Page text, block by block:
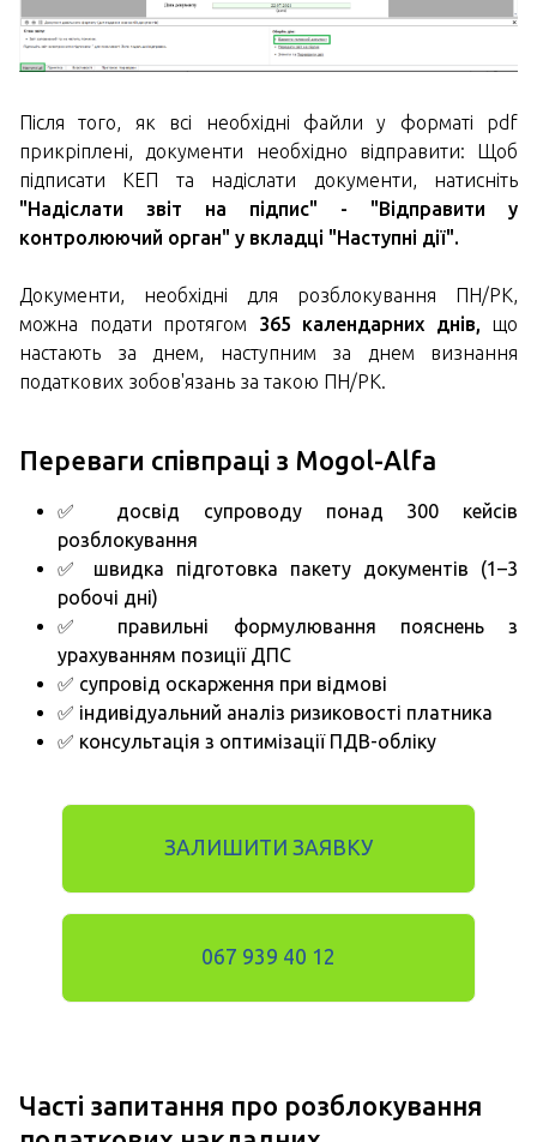
Після того, як всі необхідні файли у форматі pdf
прикріплені, документи необхідно відправити: Щоб
підписати КЕП та надіслати документи, натисніть
"Надіслати звіт на підпис" - "Відправити у
контролюючий орган" у вкладці "Наступні дії".
Документи, необхідні для розблокування ПН/РК,
можна подати протягом 365 календарних днів, що
настають за днем, наступним за днем визнання
податкових зобов'язань за такою ПН/РК.
Переваги співпраці з Mogol-Alfa
✅ досвід супроводу понад 300 кейсів
розблокування
✅ швидка підготовка пакету документів (1–3
робочі дні)
✅ правильні формулювання пояснень з
урахуванням позиції ДПС
✅ супровід оскарження при відмові
✅ індивідуальний аналіз ризиковості платника
✅ консультація з оптимізації ПДВ-обліку
ЗАЛИШИТИ ЗАЯВКУ
067 939 40 12
Часті запитання про розблокування